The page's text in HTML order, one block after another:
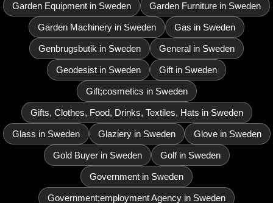
Garden Equipment in Sweden Garden Furniture in Sweden
Garden Machinery in Sweden Gas in Sweden
Genbrugsbutik in Sweden General in Sweden
Geodesist in Sweden Gift in Sweden
Gift;cosmetics in Sweden
Gifts, Clothes, Food, Drinks, Textiles, Hats in Sweden
Glass in Sweden Glaziery in Sweden Glove in Sweden
Gold Buyer in Sweden Golf in Sweden
Government in Sweden
Government;employment Agency in Sweden